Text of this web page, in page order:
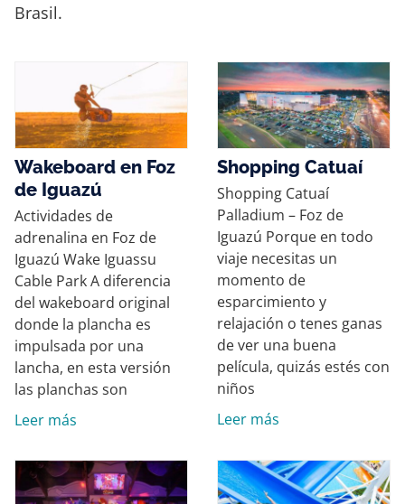
Brasil.
Wakeboard en Foz
de Iguazú
Actividades de
adrenalina en Foz de
Iguazú Wake Iguassu
Cable Park A diferencia
del wakeboard original
donde la plancha es
impulsada por una
lancha, en esta versión
las planchas son
Leer más
Shopping Catuaí
Shopping Catuaí
Palladium – Foz de
Iguazú Porque en todo
viaje necesitas un
momento de
esparcimiento y
relajación o tenes ganas
de ver una buena
película, quizás estés con
niños
Leer más